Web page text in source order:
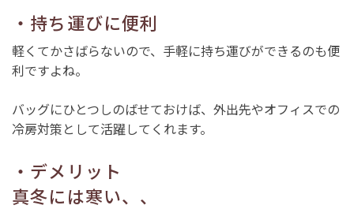
・持ち運びに便利
軽くてかさばらないので、手軽に持ち運びができるのも便
利ですよね。
バッグにひとつしのばせておけば、外出先やオフィスでの
冷房対策として活躍してくれます。
・デメリット
真冬には寒い、、